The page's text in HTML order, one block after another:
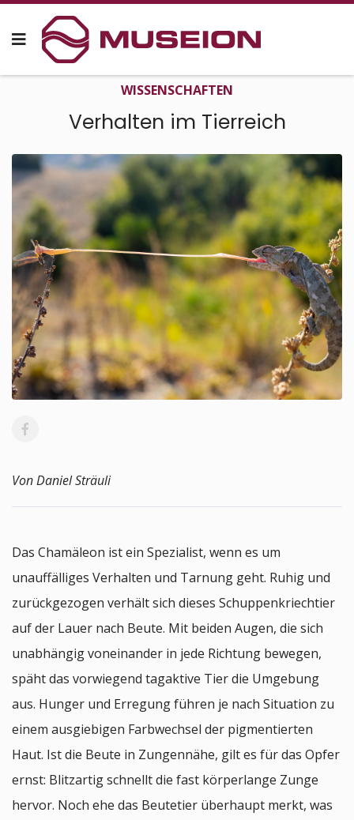
WISSEN­SCHAFTEN
Verhalten im Tierreich
Von Daniel Sträuli
Das Chamäleon ist ein Spezialist, wenn es um
unauffälliges Verhalten und Tarnung geht. Ruhig und
zurückgezogen verhält sich dieses Schuppenkriechtier
auf der Lauer nach Beute. Mit beiden Augen, die sich
unabhängig voneinander in jede Richtung bewegen,
späht das vorwiegend tagaktive Tier die Umgebung
aus. Hunger und Erregung führen je nach Situation zu
einem ausgiebigen Farbwechsel der pigmentierten
Haut. Ist die Beute in Zungennähe, gilt es für das Opfer
ernst: Blitzartig schnellt die fast körperlange Zunge
hervor. Noch ehe das Beutetier überhaupt merkt, was